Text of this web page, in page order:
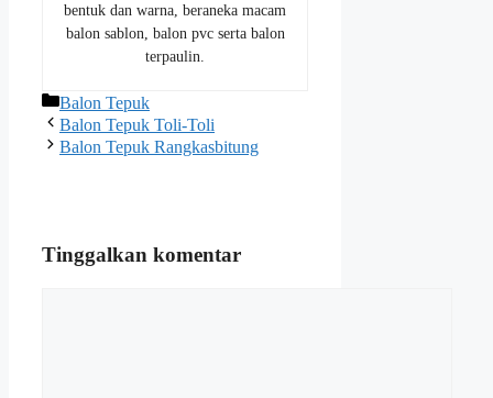
bentuk dan warna, beraneka macam
balon sablon, balon pvc serta balon
terpaulin.
Kategori
Balon Tepuk
Balon Tepuk Toli-Toli
Balon Tepuk Rangkasbitung
Tinggalkan komentar